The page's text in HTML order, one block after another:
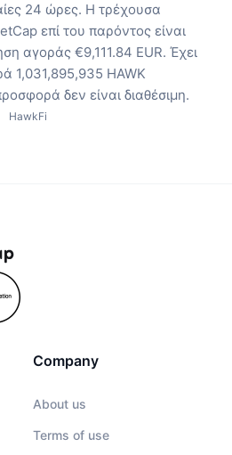
24 ώρες. Η τρέχουσα
επί του παρόντος είναι
αγοράς €9,111.84 EUR. Έχει
1,031,895,935 HAWK
δεν είναι διαθέσιμη.
HawkFi
Company
About us
Terms of use